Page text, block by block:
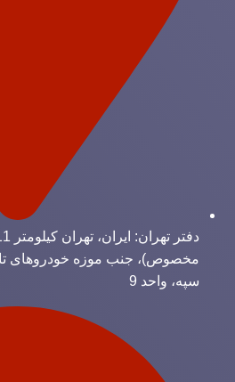
مخصوص)، جنب موزه خودروهای
سپه، واحد 9